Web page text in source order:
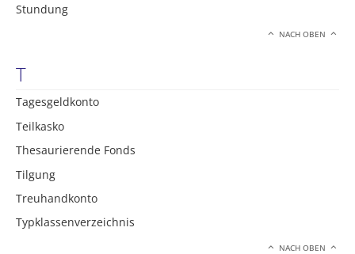
Stundung
NACH OBEN
T
Tagesgeldkonto
Teilkasko
Thesaurierende Fonds
Tilgung
Treuhandkonto
Typklassenverzeichnis
NACH OBEN